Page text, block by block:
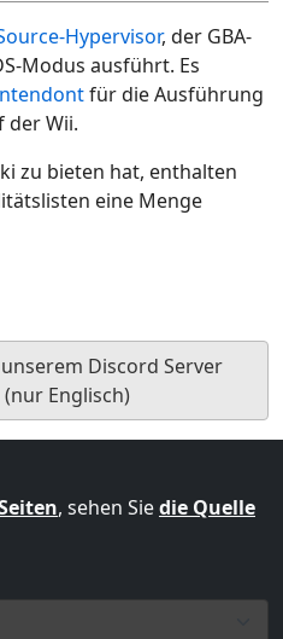
Hypervisor, der GBA-
Modus ausführt. Es
für die Ausführung
der Wii.
zu bieten hat, enthalten
eine Menge
Discord Server
(nur Englisch)
, sehen Siedie Quelle